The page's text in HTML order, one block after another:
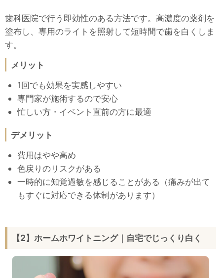
歯科医院で行う即効性のある方法です。高濃度の薬剤を
塗布し、専用のライトを照射して短時間で歯を白くしま
す。
メリット
1回でも効果を実感しやすい
専門家が施術するので安心
忙しい方・イベント直前の方に最適
デメリット
費用はやや高め
色戻りのリスクがある
一時的に知覚過敏を感じることがある（痛みが出て
もすぐに対応できる体制があります）
【2】ホームホワイトニング｜自宅でじっくり白く